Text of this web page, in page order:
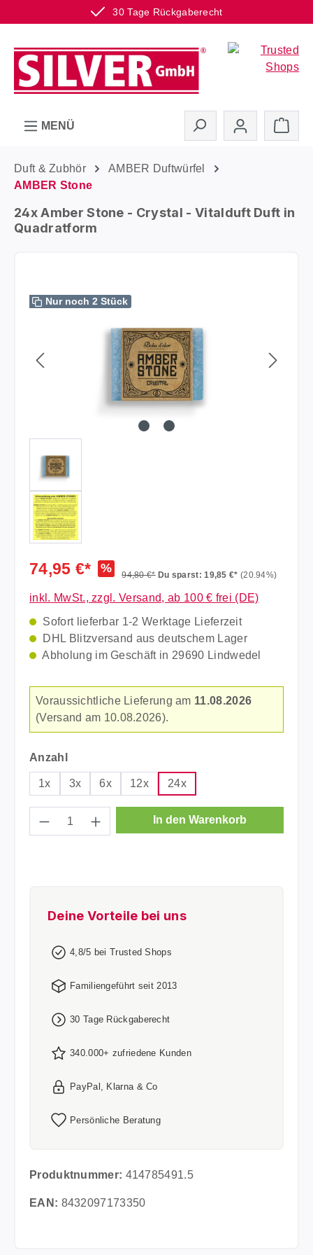
30 Tage Rückgaberecht
Zum Hauptinhalt springen
MENÜ
Duft & Zubhör
AMBER Duftwürfel
AMBER Stone
24x Amber Stone - Crystal - Vitalduft Duft in
Quadratform
Nur noch 2 Stück
74,95 €* % 94,80 €* Du sparst: 19,85 €* (20.94%)
inkl. MwSt., zzgl. Versand, ab 100 € frei (DE)
Sofort lieferbar 1-2 Werktage Lieferzeit
DHL Blitzversand aus deutschem Lager
Abholung im Geschäft in 29690 Lindwedel
Voraussichtliche Lieferung am 11.08.2026
(Versand am 10.08.2026).
Anzahl auswählen
1x 3x 6x 12x 24x
Produkt Anzahl: Gib den gewünschten
In den Warenkorb
Deine Vorteile bei uns
4,8/5 bei Trusted Shops
Familiengeführt seit 2013
30 Tage Rückgaberecht
340.000+ zufriedene Kunden
PayPal, Klarna & Co
Persönliche Beratung
Produktnummer: 414785491.5
EAN: 8432097173350